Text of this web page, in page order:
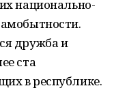
национально-
дружба и
ста
в республике.